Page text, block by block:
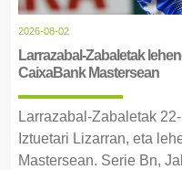
2026-08-02
Larrazabal-Zabaletak
CaixaBank Mastersean
Larrazabal-Zabaletak
Iztuetari Lizarran, eta
Mastersean. Serie Bn,